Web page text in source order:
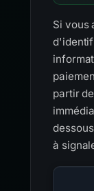
Si vous
partir
à